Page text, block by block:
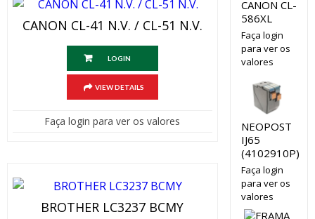
CANON CL-41 N.V. / CL-51 N.V.
LOGIN
VIEW DETAILS
Faça login para ver os valores
BROTHER LC3237 BCMY
CANON CL-
586XL
Faça login
para ver os
valores
NEOPOST
IJ65
(4102910P)
Faça login
para ver os
valores